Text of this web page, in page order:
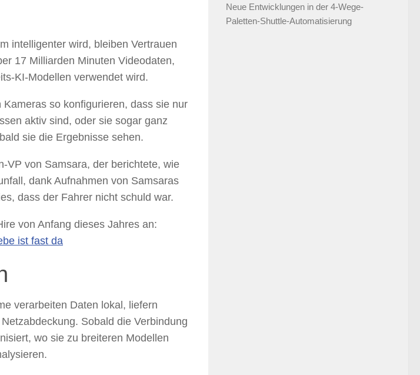
intelligenter wird, bleiben Vertrauen
17 Milliarden Minuten Videodaten,
KI-Modellen verwendet wird.
so konfigurieren, dass sie nur
aktiv sind, oder sie sogar ganz
sie die Ergebnisse sehen.
VP von Samsara, der berichtete, wie
dank Aufnahmen von Samsaras
dass der Fahrer nicht schuld war.
von Anfang dieses Jahres an:
ist fast da
verarbeiten Daten lokal, liefern
Sobald die Verbindung
wo sie zu breiteren Modellen
Neue Entwicklungen in der 4-Wege-
Paletten-Shuttle-Automatisierung